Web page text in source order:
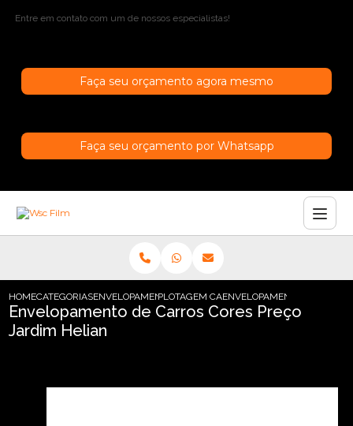
Entre em contato com um de nossos especialistas!
Faça seu orçamento agora mesmo
Faça seu orçamento por Whatsapp
HOMECATEGORIASENVELOPAMENTO DE CARROS
PLOTAGEM CARRO SAO PAULO
ENVELOPAMENTO DE
Envelopamento de Carros Cores Preço
Jardim Helian